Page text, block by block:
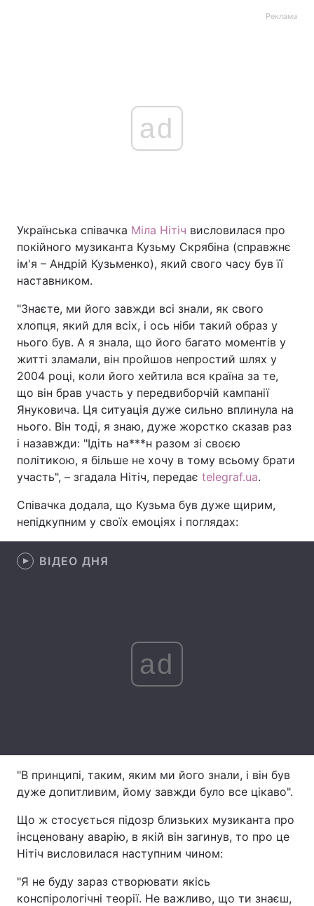
Головна Війна
Україна Політика
Спорт Наука
Техно і зв'язок Лайт
Зброя Інциденти
Здоров'я Туризм
Цікавинки Погода
Екологія Регіони
Лонгріди
Відео з Youtube
Тема оформлення
Реклама
ad
Українська співачка Міла Нітіч висловилася про
покійного музиканта Кузьму Скрябіна (справжнє
ім'я – Андрій Кузьменко), який свого часу був її
наставником.
"Знаєте, ми його завжди всі знали, як свого
хлопця, який для всіх, і ось ніби такий образ у
нього був. А я знала, що його багато моментів у
житті зламали, він пройшов непростий шлях у
2004 році, коли його хейтила вся країна за те,
що він брав участь у передвиборчій кампанії
Януковича. Ця ситуація дуже сильно вплинула на
нього. Він тоді, я знаю, дуже жорстко сказав раз
і назавжди: "Ідіть на***н разом зі своєю
політикою, я більше не хочу в тому всьому брати
участь", – згадала Нітіч, передає telegraf.ua.
Співачка додала, що Кузьма був дуже щирим,
непідкупним у своїх емоціях і поглядах:
ВІДЕО ДНЯ
ad
"В принципі, таким, яким ми його знали, і він був
дуже допитливим, йому завжди було все цікаво".
Що ж стосується підозр близьких музиканта про
інсценовану аварію, в якій він загинув, то про це
Нітіч висловилася наступним чином:
"Я не буду зараз створювати якісь
конспірологічні теорії. Не важливо, що ти знаєш,